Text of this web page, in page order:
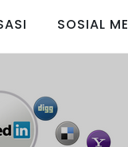
SOSIAL